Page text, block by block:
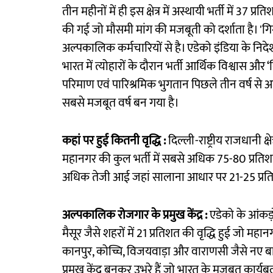
तीन महीनों में ही इस क्षेत्र में अस्थायी भर्ती में 37
की गई जो मौसमी मांग की मजबूती को दर्शाता है।
अल्पकालिक कर्मचारियों से है। एडेको इंडिया के
भारत में त्योहारों के दौरान भर्ती आर्थिक विश्वास और
परिमाण एवं पारिश्रमिक भुगतान पिछले तीन वर्ष
सबसे मजबूत वर्ष बन गया है।
कहां पर हुई कितनी वृद्धि :दिल्ली-राष्ट्रीय
महानगर की कुल भर्ती में सबसे अधिक 75-80
अधिक तेजी आई जहां सालाना आधार पर 21-25
अल्पकालिक रोजगार के प्रमुख केंद्र :एडेको के
मैसूर जैसे शहरों में 21 प्रतिशत की वृद्धि हुई जो
कानपुर, कोच्चि, विजयवाड़ा और वाराणसी जैसे नए